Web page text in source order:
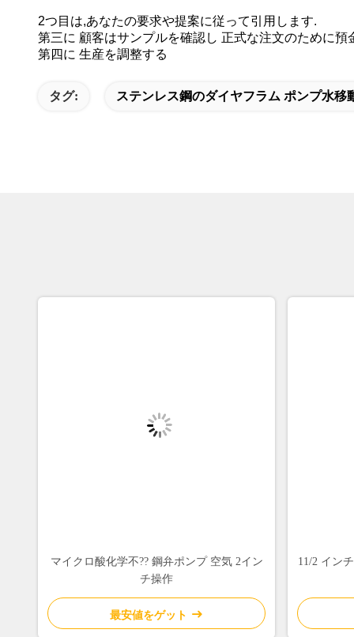
2つ目は,あなたの要求や提案に従って引用します.
第三に 顧客はサンプルを確認し 正式な注文のために預
第四に 生産を調整する
タグ: ステンレス鋼のダイヤフラム ポンプ水移
マイクロ酸化学不?? 鋼弁ポンプ 空気 2イン
チ操作
最安値をゲット
11/2 イン